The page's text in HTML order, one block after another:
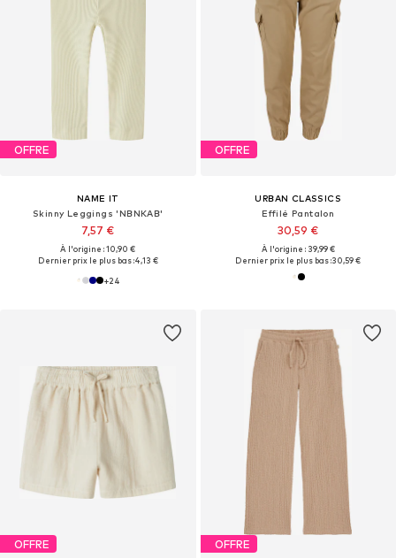
OFFRE
NAME IT
Skinny Leggings 'NBNKAB'
7,57 €
À l'origine : 10,90 €
Dernier prix le plus bas :4,13 €
+24
OFFRE
URBAN CLASSICS
Effilé Pantalon
30,59 €
À l'origine : 39,99 €
Dernier prix le plus bas :30,59 €
OFFRE OFFRE